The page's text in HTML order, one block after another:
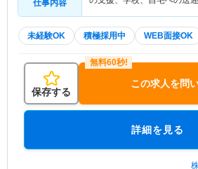
仕事内容
未経験OK 積極採用中 WEB面接OK
保存する
この求人を問
詳細を見る